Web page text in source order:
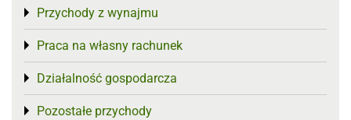
Przychody z wynajmu
Toggle menu
Praca na własny rachunek
Toggle menu
Działalność gospodarcza
Toggle menu
Pozostałe przychody
Toggle menu